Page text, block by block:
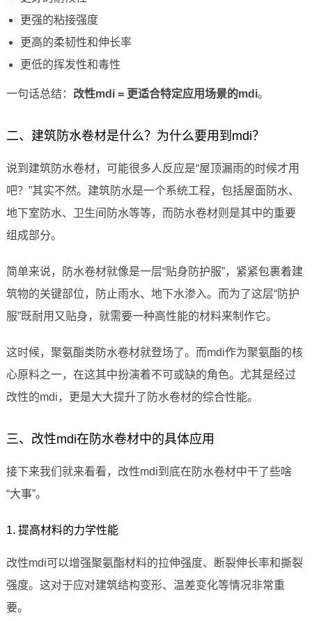
更强的粘接强度
更高的柔韧性和伸长率
更低的挥发性和毒性
一句话总结： 改性mdi = 更适合特定应用场景的mdi。
二、建筑防水卷材是什么？为什么要用到mdi？
说到建筑防水卷材，可能很多人反应是“屋顶漏雨的时候才用
吧？”其实不然。建筑防水是一个系统工程，包括屋面防水、
地下室防水、卫生间防水等等，而防水卷材则是其中的重要
组成部分。
简单来说，防水卷材就像是一层“贴身防护服”，紧紧包裹着建
筑物的关键部位，防止雨水、地下水渗入。而为了这层“防护
服”既耐用又贴身，就需要一种高性能的材料来制作它。
这时候，聚氨酯类防水卷材就登场了。而mdi作为聚氨酯的核
心原料之一，在这其中扮演着不可或缺的角色。尤其是经过
改性的mdi，更是大大提升了防水卷材的综合性能。
三、改性mdi在防水卷材中的具体应用
接下来我们就来看看，改性mdi到底在防水卷材中干了些啥
“大事”。
1. 提高材料的力学性能
改性mdi可以增强聚氨酯材料的拉伸强度、断裂伸长率和撕裂
强度。这对于应对建筑结构变形、温差变化等情况非常重
要。